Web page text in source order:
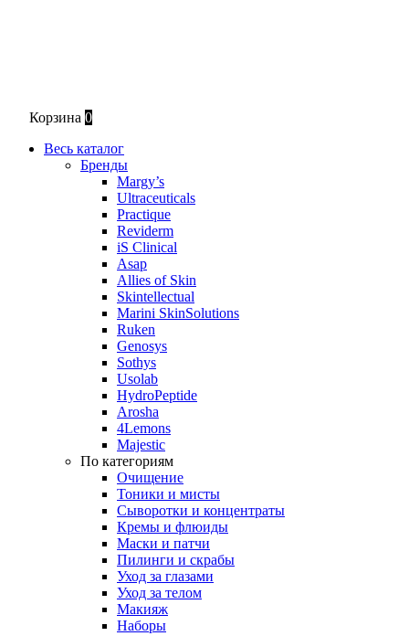
Корзина 0
Весь каталог
Бренды
Margy’s
Ultraceuticals
Practique
Reviderm
iS Clinical
Asap
Allies of Skin
Skintellectual
Marini SkinSolutions
Ruken
Genosys
Sothys
Usolab
HydroPeptide
Arosha
4Lemons
Majestic
По категориям
Очищение
Тоники и мисты
Сыворотки и концентраты
Кремы и флюиды
Маски и патчи
Пилинги и скрабы
Уход за глазами
Уход за телом
Макияж
Наборы